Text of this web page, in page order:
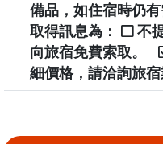
備品，如住宿時仍有
取得訊息為：
不
向旅宿免費索取。
細價格，請洽詢旅宿